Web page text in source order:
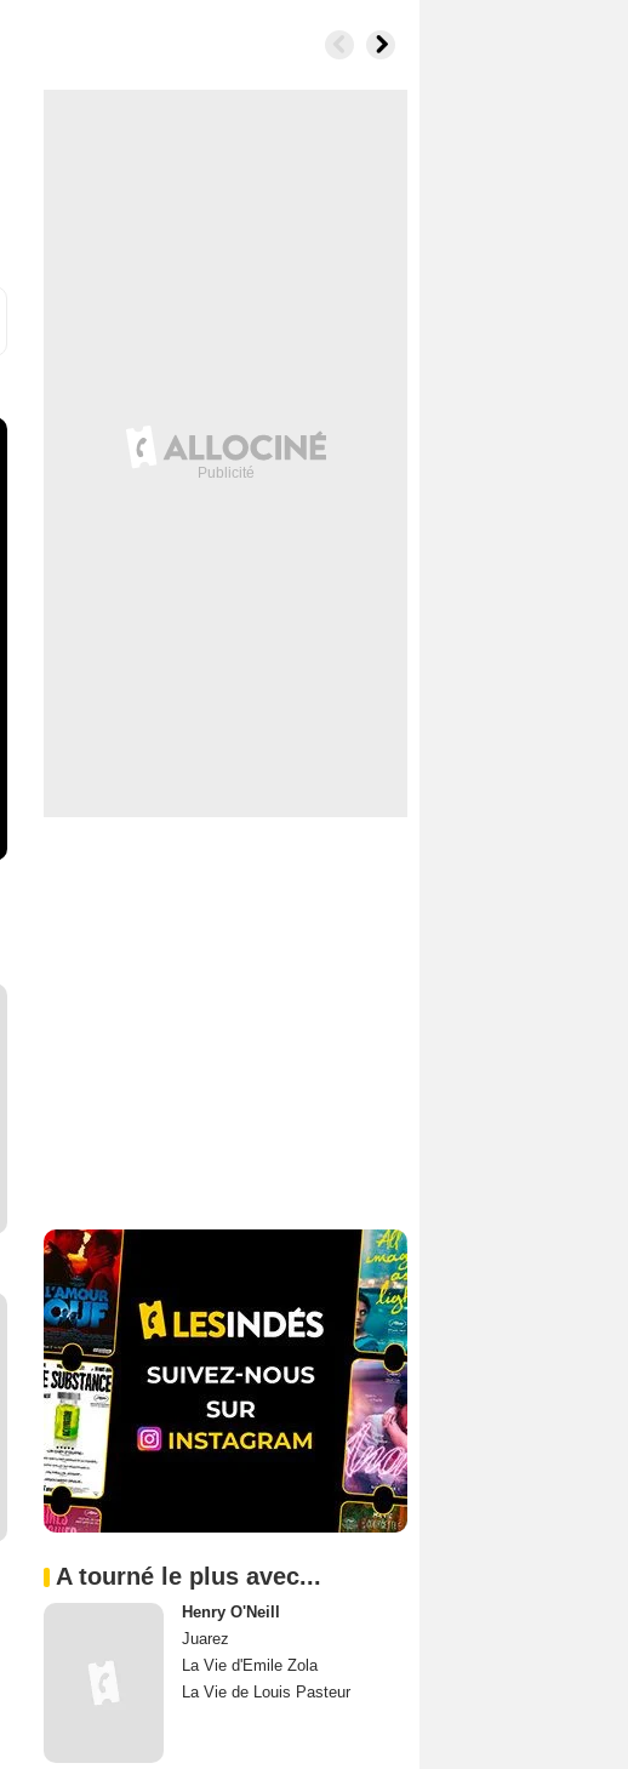
A tourné le plus avec...
Henry O'Neill
Juarez
La Vie d'Emile Zola
La Vie de Louis Pasteur